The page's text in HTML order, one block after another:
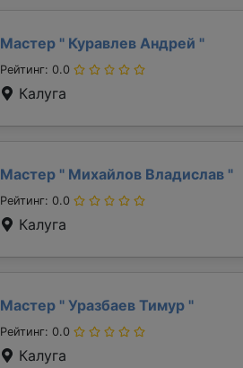
Мастер " Куравлев Андрей "
Рейтинг: 0.0
Калуга
Мастер " Михайлов Владислав "
Рейтинг: 0.0
Калуга
Мастер " Уразбаев Тимур "
Рейтинг: 0.0
Калуга